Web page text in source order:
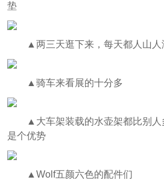
垫
▲两三天逛下来，每天都人山人
▲骑车来看展的十分多
▲大车架装载的水壶架都比别
是个优势
▲Wolf五颜六色的配件们